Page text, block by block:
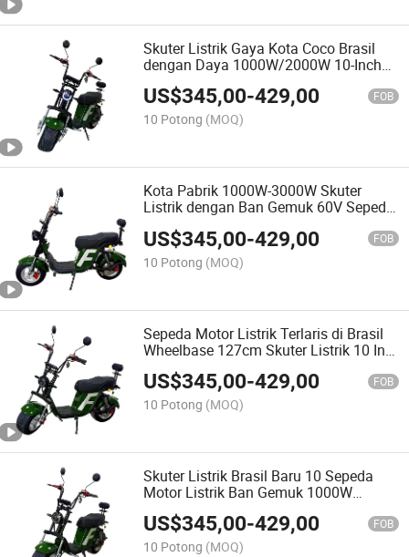
Skuter Listrik Gaya Kota Coco Brasil
dengan Daya 1000W/2000W 10-Inch
Ban Baterai Lithium Skuter Listrik
US$345,00-429,00 FOB
10 Potong (MOQ)
Kota Pabrik 1000W-3000W Skuter
Listrik dengan Ban Gemuk 60V Sepeda
2000W Sepeda Motor
US$345,00-429,00 FOB
10 Potong (MOQ)
Sepeda Motor Listrik Terlaris di Brasil
Wheelbase 127cm Skuter Listrik 10 Inci
1000W Skuter Baterai Lithium Citycoco
US$345,00-429,00 FOB
10 Potong (MOQ)
Skuter Listrik Brasil Baru 10 Sepeda
Motor Listrik Ban Gemuk 1000W
Kecepatan Tinggi 60V Skuter Baterai
Lithium Cictycoco
US$345,00-429,00 FOB
10 Potong (MOQ)